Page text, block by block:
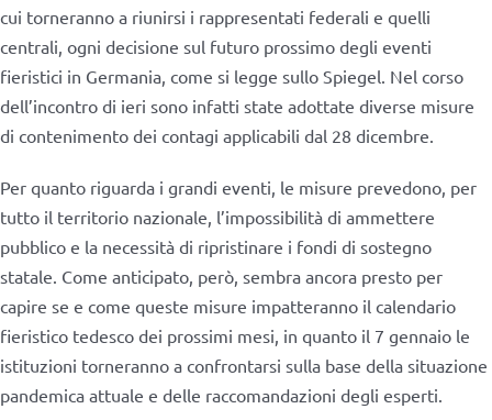
cui torneranno a riunirsi i rappresentati federali e quelli
centrali, ogni decisione sul futuro prossimo degli eventi
fieristici in Germania, come si legge sullo Spiegel. Nel corso
dell’incontro di ieri sono infatti state adottate diverse misure
di contenimento dei contagi applicabili dal 28 dicembre.
Per quanto riguarda i grandi eventi, le misure prevedono, per
tutto il territorio nazionale, l’impossibilità di ammettere
pubblico e la necessità di ripristinare i fondi di sostegno
statale. Come anticipato, però, sembra ancora presto per
capire se e come queste misure impatteranno il calendario
fieristico tedesco dei prossimi mesi, in quanto il 7 gennaio le
istituzioni torneranno a confrontarsi sulla base della situazione
pandemica attuale e delle raccomandazioni degli esperti.